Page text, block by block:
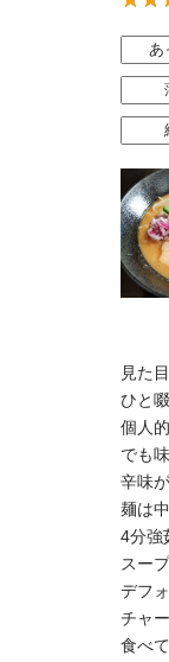
あ
見た
ひと
個人
でも
辛味
麺は
4分強
スー
デフ
チャ
食べ